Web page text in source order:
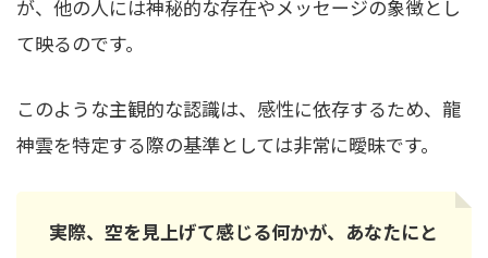
が、他の人には神秘的な存在やメッセージの象徴とし
て映るのです。
このような主観的な認識は、感性に依存するため、龍
神雲を特定する際の基準としては非常に曖昧です。
実際、空を見上げて感じる何かが、あなたにと